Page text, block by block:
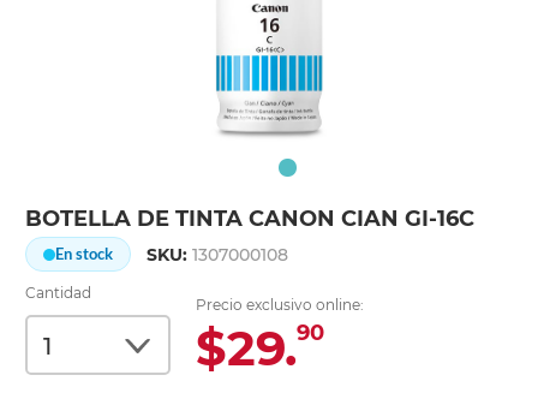
BOTELLA DE TINTA CANON CIAN GI-16C
En stock SKU:1307000108
Cantidad
Precio exclusivo online:
$29.90